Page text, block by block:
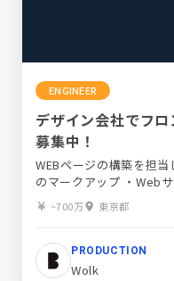
ENGINEER
デザイン会社でフ
募集中！
WEBページの構築を担当してい
のマークアップ ・Web
~700万 東京都
PRODUCTION
Wolk